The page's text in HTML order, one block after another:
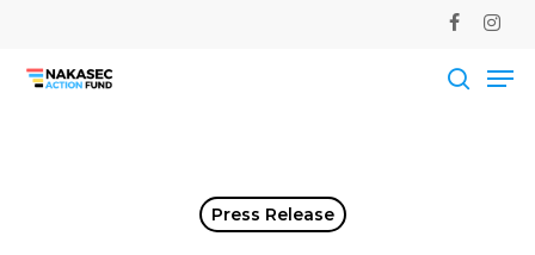
main
facebook
Press Release
Close